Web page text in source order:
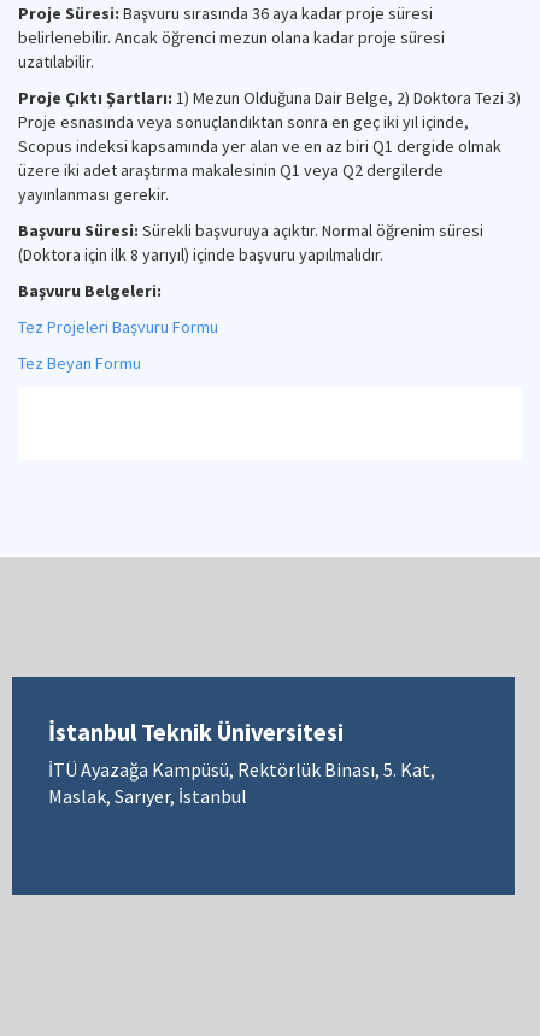
Proje Süresi: Başvuru sırasında 36 aya kadar proje süresi
belirlenebilir. Ancak öğrenci mezun olana kadar proje süresi
uzatılabilir.
Proje Çıktı Şartları: 1) Mezun Olduğuna Dair Belge, 2) Doktora Tezi 3)
Proje esnasında veya sonuçlandıktan sonra en geç iki yıl içinde,
Scopus indeksi kapsamında yer alan ve en az biri Q1 dergide olmak
üzere iki adet araştırma makalesinin Q1 veya Q2 dergilerde
yayınlanması gerekir.
Başvuru Süresi: Sürekli başvuruya açıktır. Normal öğrenim süresi
(Doktora için ilk 8 yarıyıl) içinde başvuru yapılmalıdır.
Başvuru Belgeleri:
Tez Projeleri Başvuru Formu
Tez Beyan Formu
İstanbul Teknik Üniversitesi
İTÜ Ayazağa Kampüsü, Rektörlük Binası, 5. Kat,
Maslak, Sarıyer, İstanbul